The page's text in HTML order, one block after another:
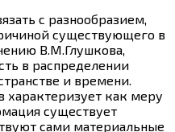
с разнообразием,
существующего в
В.М.Глушкова,
в распределении
и времени.
как меру
существует
сами материальные